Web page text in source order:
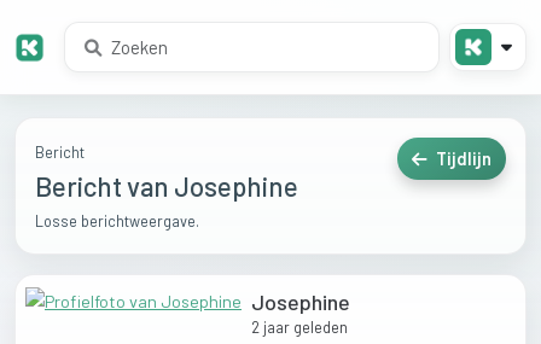
Bericht
Bericht van Josephine
Losse berichtweergave.
Tijdlijn
Josephine
2 jaar geleden